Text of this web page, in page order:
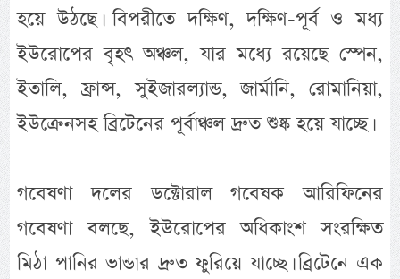
হয়ে উঠছে। বিপরীতে দক্ষিণ, দক্ষিণ-পূর্ব ও মধ্য
ইউরোপের বৃহৎ অঞ্চল, যার মধ্যে রয়েছে স্পেন,
ইতালি, ফ্রান্স, সুইজারল্যান্ড, জার্মানি, রোমানিয়া,
ইউক্রেনসহ ব্রিটেনের পূর্বাঞ্চল দ্রুত শুষ্ক হয়ে যাচ্ছে।
গবেষণা দলের ডক্টোরাল গবেষক আরিফিনের
গবেষণা বলছে, ইউরোপের অধিকাংশ সংরক্ষিত
মিঠা পানির ভান্ডার দ্রুত ফুরিয়ে যাচ্ছে। ব্রিটেনে এক